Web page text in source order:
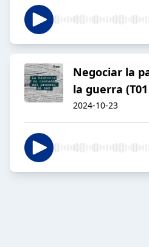
Negociar la
la guerra (T01
2024-10-23